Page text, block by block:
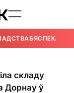
БЯСПЕКА
складу
Дорнау ў